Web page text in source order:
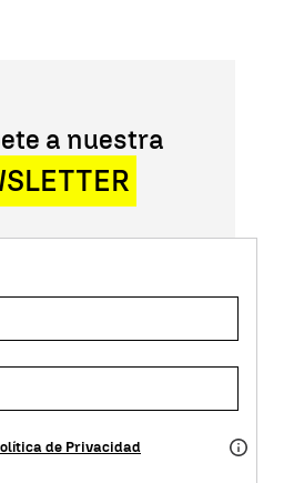
a nuestra
de Privacidad